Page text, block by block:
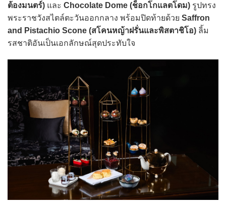
ต้องมนตร์) และ Chocolate Dome (ช็อกโกแลตโดม) รูปทรง
พระราชวังสไตล์ตะวันออกกลาง พร้อมปิดท้ายด้วย Saffron
and Pistachio Scone (สโคนหญ้าฝรั่นและพิสตาชิโอ) ลิ้ม
รสชาติอันเป็นเอกลักษณ์สุดประทับใจ